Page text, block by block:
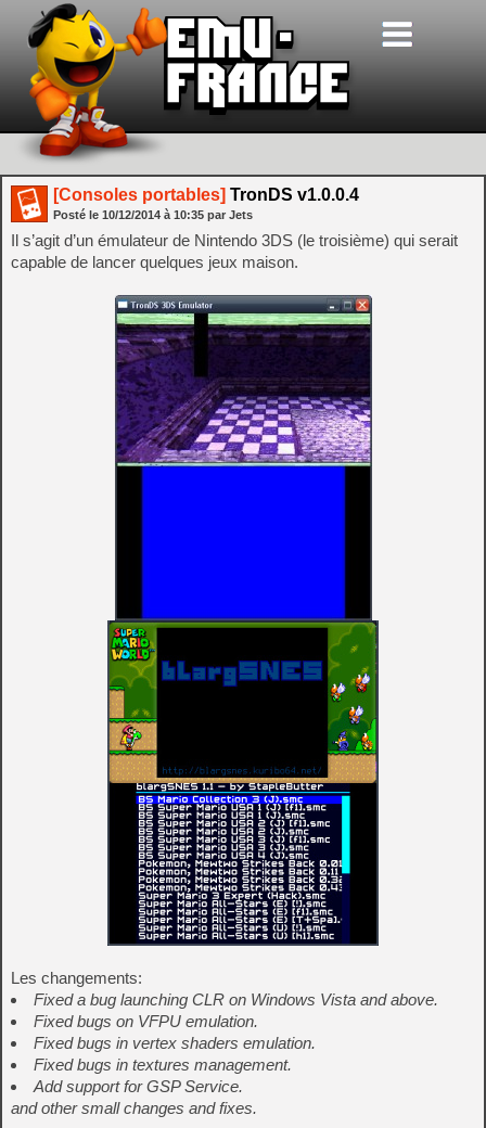
[Consoles portables] TronDS v1.0.0.4
Posté le 10/12/2014 à 10:35 par Jets
Il s’agit d’un émulateur de Nintendo 3DS (le troisième) qui serait
capable de lancer quelques jeux maison.
Les changements:
Fixed a bug launching CLR on Windows Vista and above.
Fixed bugs on VFPU emulation.
Fixed bugs in vertex shaders emulation.
Fixed bugs in textures management.
Add support for GSP Service.
and other small changes and fixes.